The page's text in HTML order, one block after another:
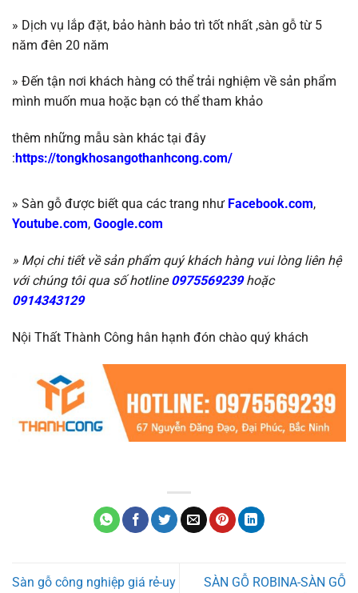
» Dịch vụ lắp đặt, bảo hành bảo trì tốt nhất ,sàn gỗ từ 5
năm đên 20 năm
» Đến tận nơi khách hàng có thể trải nghiệm về sản phẩm
mình muốn mua hoặc bạn có thể tham khảo
thêm những mẫu sàn khác tại đây
: https://tongkhosangothanhcong.com/
» Sàn gỗ được biết qua các trang như Facebook.com,
Youtube.com, Google.com
» Mọi chi tiết về sản phẩm quý khách hàng vui lòng liên hệ
với chúng tôi qua số hotline0975569239hoặc
0914343129
Nội Thất Thành Công hân hạnh đón chào quý khách
Sàn gỗ công nghiệp giá rẻ-uy
SÀN GỖ ROBINA-SÀN GỖ